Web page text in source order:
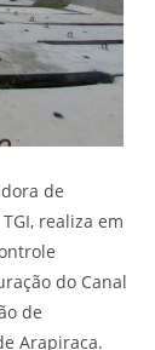
de
realiza em
do Canal
de
Arapiraca.